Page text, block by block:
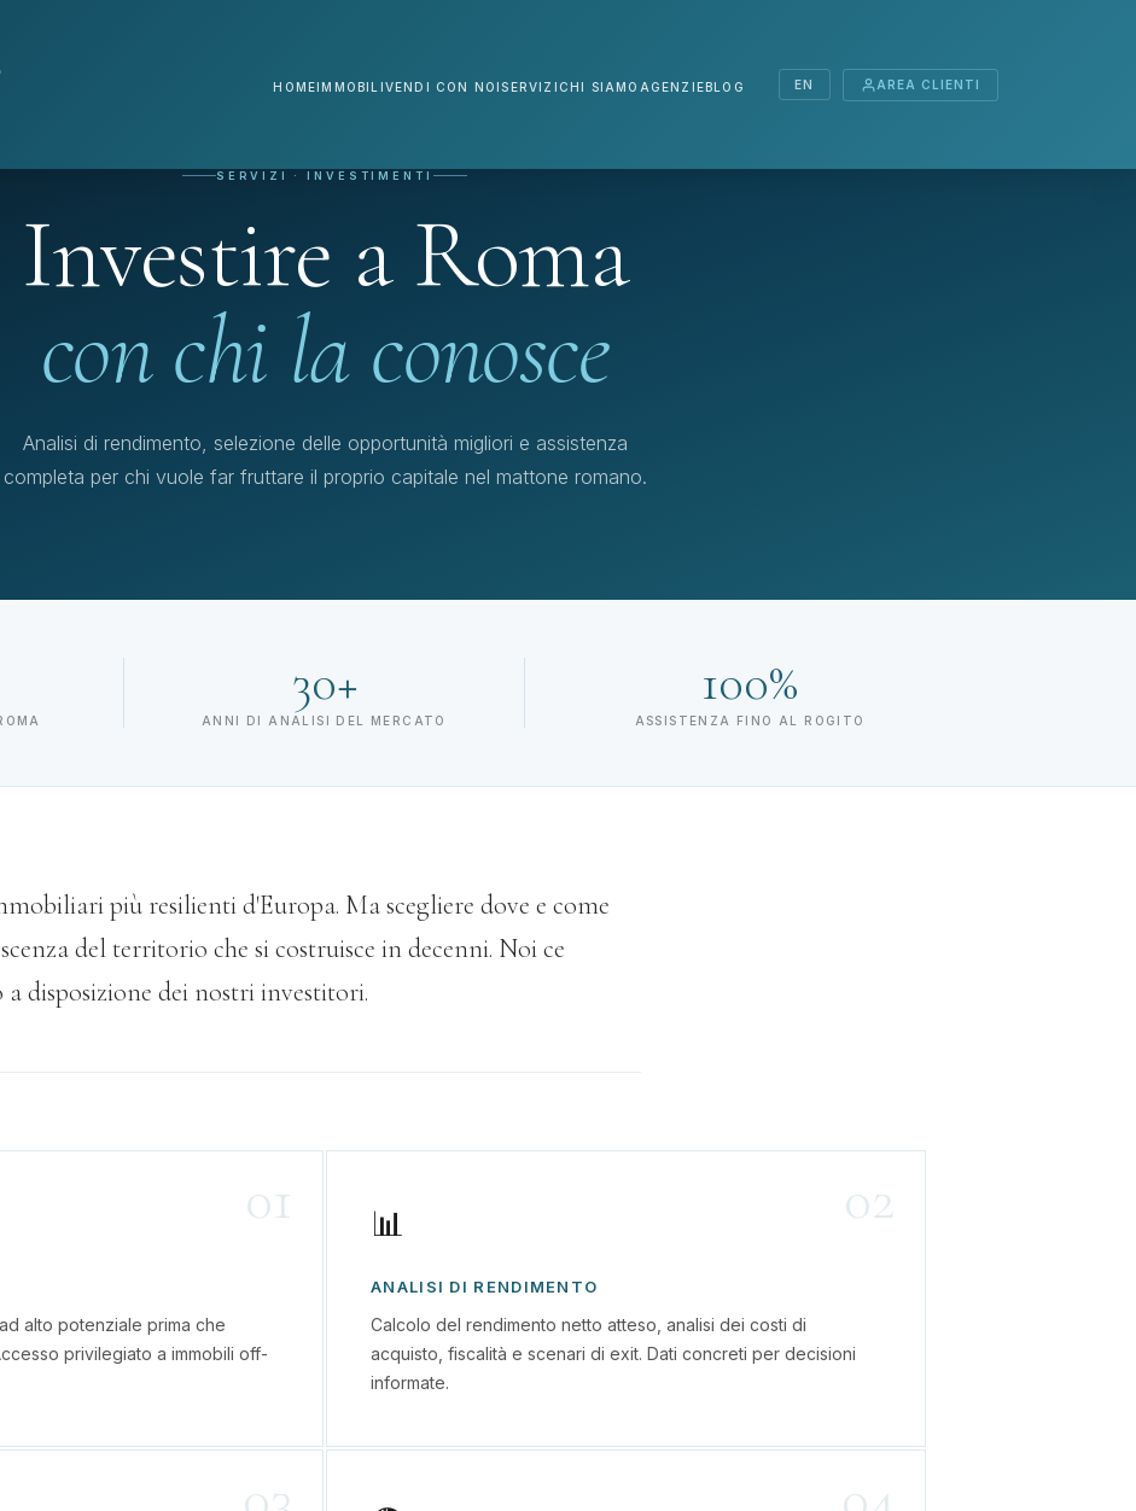
HOMEIMMOBILIVENDI CON NOISERVIZI CHI SIAMO AGENZIEBLOG EN AREA CLIENTI
SERVIZI · INVESTIMENTI
Investire a Roma
con chi la conosce
Analisi di rendimento, selezione delle opportunità migliori e assistenza
completa per chi vuole far fruttare il proprio capitale nel mattone romano.
30+
ANNI DI ANALISI DEL MERCATO
100%
ASSISTENZA FINO AL ROGITO
più resilienti d'Europa. Ma scegliere dove e come
del territorio che si costruisce in decenni. Noi ce
disposizione dei nostri investitori.
01
alto potenziale prima che
privilegiato a immobili off-
02
📊
ANALISI DI RENDIMENTO
Calcolo del rendimento netto atteso, analisi dei costi di
acquisto, fiscalità e scenari di exit. Dati concreti per decisioni
informate.